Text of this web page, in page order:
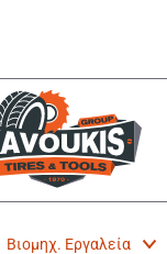
Βιομηχ. Εργαλεία